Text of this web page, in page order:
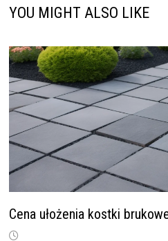
YOU MIGHT ALSO LIKE
Cena ułożenia kostki